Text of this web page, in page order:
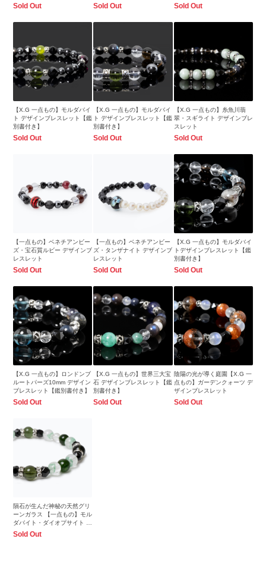
Sold Out Sold Out Sold Out
【X.G 一点もの】モルダバイ
ト デザインブレスレット【鑑
別書付き】
Sold Out
【X.G 一点もの】モルダバイ
ト デザインブレスレット【鑑
別書付き】
Sold Out
【X.G 一点もの】糸魚川翡
翠・スギライト デザインブレ
スレット
Sold Out
【一点もの】ベネチアンビー
ズ・宝石質ルビー デザインブ
レスレット
Sold Out
【一点もの】ベネチアンビー
ズ・タンザナイト デザインブ
レスレット
Sold Out
【X.G 一点もの】モルダバイ
トデザインブレスレット【鑑
別書付き】
Sold Out
【X.G 一点もの】ロンドンブ
ルートパーズ10mm デザイン
ブレスレット【鑑別書付き】
Sold Out
【X.G 一点もの】世界三大宝
石 デザインブレスレット【鑑
別書付き】
Sold Out
陰陽の光が導く庭園【X.G 一
点もの】ガーデンクォーツ デ
ザインブレスレット
Sold Out
隕石が生んだ神秘の天然グリ
ーンガラス 【一点もの】モル
ダバイト・ダイオプサイト ブ
レスレット
Sold Out